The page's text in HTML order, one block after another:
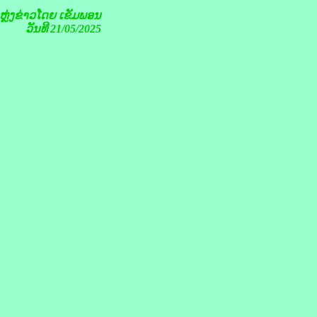
ງຂ່າວໂດຍເຂັມພອນ
ວັນທີ 21/05/2025